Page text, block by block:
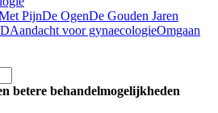
PijnDe OgenDe Gouden Jaren
Aandacht voor gynaecologieOmgaan
betere behandelmogelijkheden